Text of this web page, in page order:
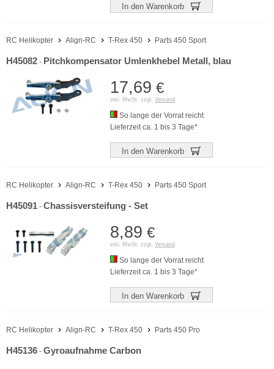
In den Warenkorb
RC Helikopter Align-RC T-Rex 450 Parts 450 Sport
H45082 - Pitchkompensator Umlenkhebel Metall, blau
17,69 €
inkl. MwSt. zzgl. Versand
So lange der Vorrat reicht
Lieferzeit ca. 1 bis 3 Tage*
In den Warenkorb
RC Helikopter Align-RC T-Rex 450 Parts 450 Sport
H45091 - Chassisversteifung - Set
8,89 €
inkl. MwSt. zzgl. Versand
So lange der Vorrat reicht
Lieferzeit ca. 1 bis 3 Tage*
In den Warenkorb
RC Helikopter Align-RC T-Rex 450 Parts 450 Pro
H45136 - Gyroaufnahme Carbon